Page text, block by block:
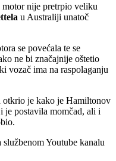
motor nije pretrpio veliku
u Australiji unatoč
se povećala te se
ne bi značajnije oštetio
vozač ima na raspolaganju
otkrio je kako je Hamiltonov
postavila momčad, ali i
Youtube kanalu